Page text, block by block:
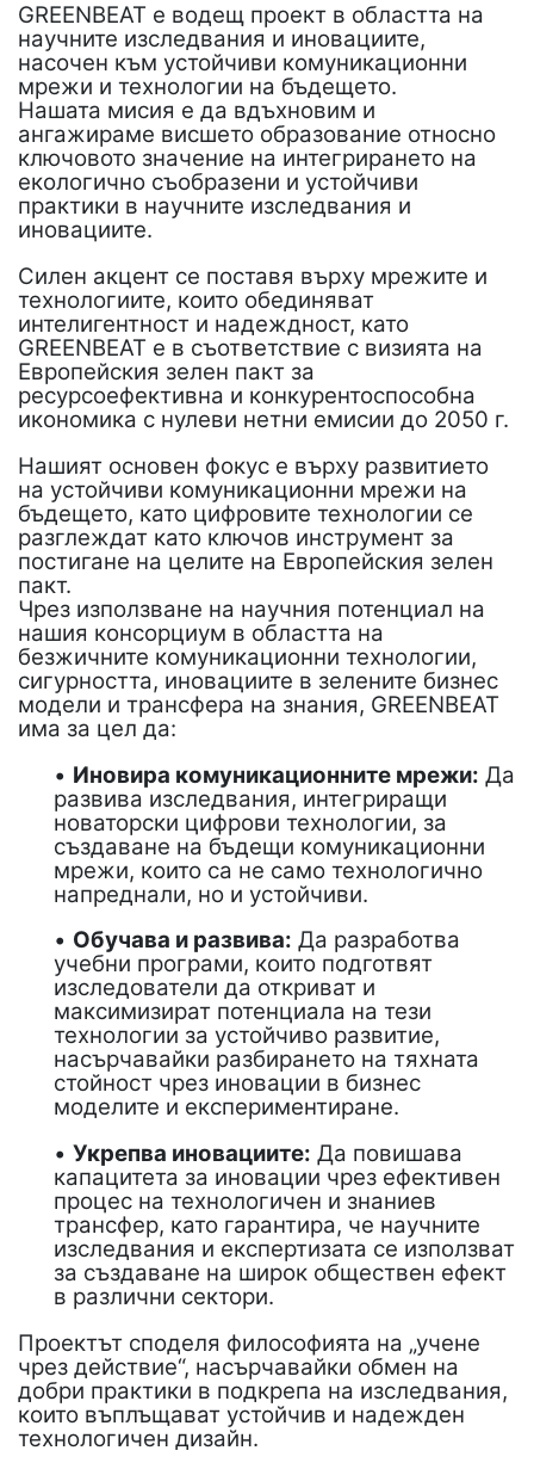
GREENBEAT е водещ проект в областта на
научните изследвания и иновациите,
насочен към устойчиви комуникационни
мрежи и технологии на бъдещето.
Нашата мисия е да вдъхновим и
ангажираме висшето образование относно
ключовото значение на интегрирането на
екологично съобразени и устойчиви
практики в научните изследвания и
иновациите.
Силен акцент се поставя върху мрежите и
технологиите, които обединяват
интелигентност и надеждност, като
GREENBEAT е в съответствие с визията на
Европейския зелен пакт за
ресурсоефективна и конкурентоспособна
икономика с нулеви нетни емисии до 2050 г.
Нашият основен фокус е върху развитието
на устойчиви комуникационни мрежи на
бъдещето, като цифровите технологии се
разглеждат като ключов инструмент за
постигане на целите на Европейския зелен
пакт.
Чрез използване на научния потенциал на
нашия консорциум в областта на
безжичните комуникационни технологии,
сигурността, иновациите в зелените бизнес
модели и трансфера на знания, GREENBEAT
има за цел да:
• Иновира комуникационните мрежи: Да
развива изследвания, интегриращи
новаторски цифрови технологии, за
създаване на бъдещи комуникационни
мрежи, които са не само технологично
напреднали, но и устойчиви.
• Обучава и развива: Да разработва
учебни програми, които подготвят
изследователи да откриват и
максимизират потенциала на тези
технологии за устойчиво развитие,
насърчавайки разбирането на тяхната
стойност чрез иновации в бизнес
моделите и експериментиране.
• Укрепва иновациите: Да повишава
капацитета за иновации чрез ефективен
процес на технологичен и знаниев
трансфер, като гарантира, че научните
изследвания и експертизата се използват
за създаване на широк обществен ефект
в различни сектори.
Проектът споделя философията на „учене
чрез действие“, насърчавайки обмен на
добри практики в подкрепа на изследвания,
които въплъщават устойчив и надежден
технологичен дизайн.